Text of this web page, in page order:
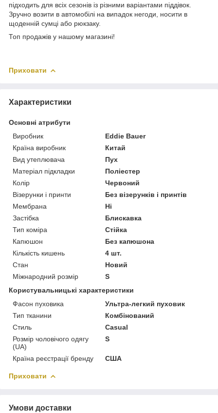
підходить для всіх сезонів із різними варіантами піддівок.
Зручно возити в автомобілі на випадок негоди, носити в
щоденній сумці або рюкзаку.
Топ продажів у нашому магазині!
Приховати
Характеристики
Основні атрибути
Виробник
Eddie Bauer
Країна виробник
Китай
Вид утеплювача
Пух
Матеріал підкладки
Поліестер
Колір
Червоний
Візерунки і принти
Без візерунків і принтів
Мембрана
Ні
Застібка
Блискавка
Тип коміра
Стійка
Капюшон
Без капюшона
Кількість кишень
4 шт.
Стан
Новий
Міжнародний розмір
S
Користувальницькі характеристики
Фасон пуховика
Ультра-легкий пуховик
Тип тканини
Комбінований
Стиль
Casual
Розмір чоловічого одягу
(UA)
S
Країна реєстрації бренду США
Приховати
Умови доставки